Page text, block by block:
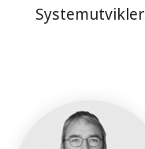
Systemutvikler